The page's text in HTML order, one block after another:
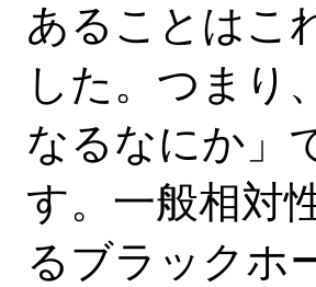
あることはこ
した。つまり
なるなにか」
す。一般相対
るブラックホ